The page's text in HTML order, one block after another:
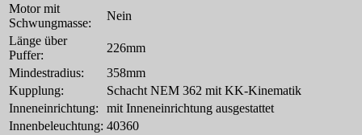
Motor mit
Schwungmasse:
Nein
Länge über
Puffer:
226mm
Mindestradius:
358mm
Kupplung:
Schacht NEM 362 mit KK-Kinematik
Inneneinrichtung:
mit Inneneinrichtung ausgestattet
Innenbeleuchtung: 40360